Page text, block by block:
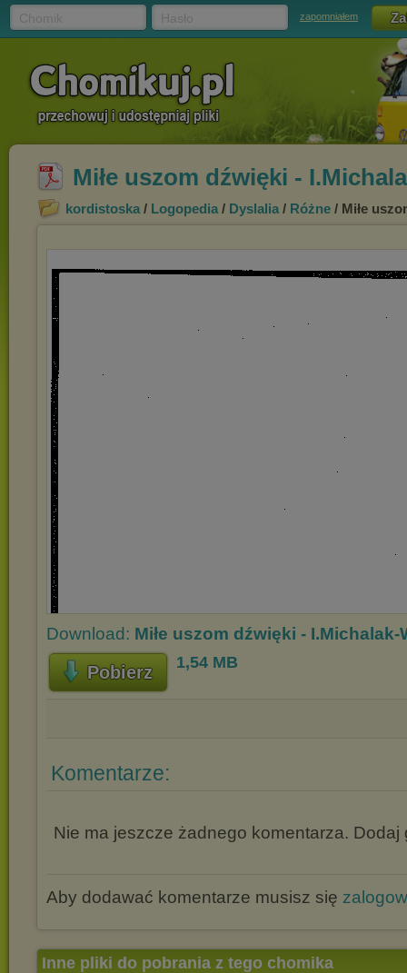
zapomniałem
Miłe uszom dźwięki -
kordistoska / Logopedia / Dyslalia / Różne / Miłe
Download: Miłe uszom dźwięki - I.Michalak-
Pobierz 1,54 MB
Komentarze:
Nie ma jeszcze żadnego komentarza. Dodaj
Aby dodawać komentarze musisz się
Inne pliki do pobrania z tego chomika